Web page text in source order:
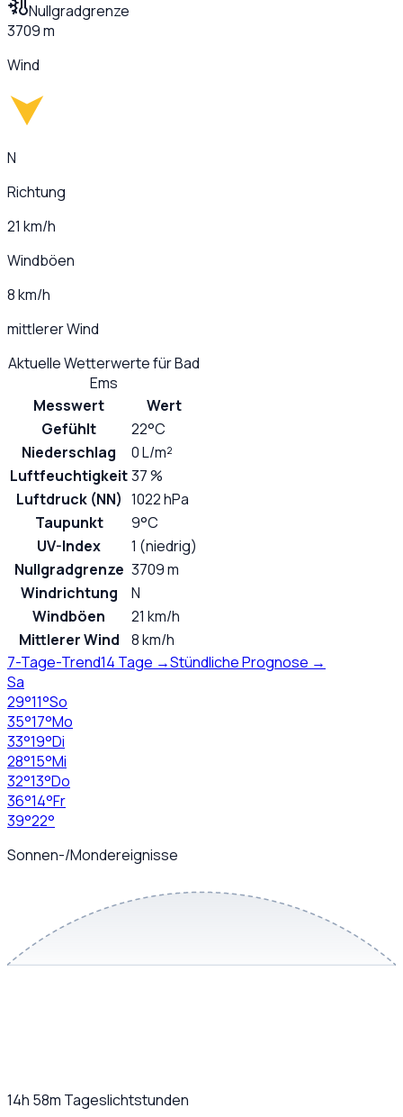
Nullgradgrenze
3709 m
Wind
N
Richtung
21 km/h
Windböen
8 km/h
mittlerer Wind
Aktuelle Wetterwerte fürBad
Ems
Messwert
Wert
Gefühlt
22°C
Niederschlag
0 L/m²
Luftfeuchtigkeit37 %
Luftdruck (NN) 1022 hPa
Taupunkt
9°C
UV-Index
1 (niedrig)
Nullgradgrenze 3709 m
Windrichtung
N
Windböen
21 km/h
Mittlerer Wind
8 km/h
7-Tage-Trend14 Tage →Stündliche Prognose →
Sa
29°11°So
35°17°Mo
33°19°Di
28°15°Mi
32°13°Do
36°14°Fr
39°22°
Sonnen-/Mondereignisse
14h 58m Tageslichtstunden